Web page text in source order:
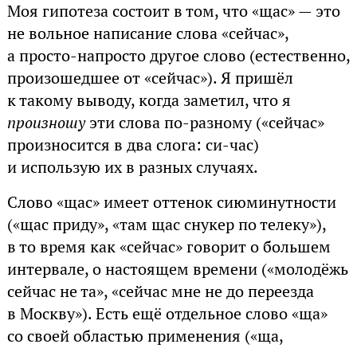
Моя гипотеза состоит в том, что «щас» — это
не вольное написание слова «сейчас»,
а просто-напросто другое слово (естественно,
произошедшее от «сейчас»). Я пришёл
к такому выводу, когда заметил, что я
произношуэти слова по-разному («сейчас»
произносится в два слога: си-час)
и использую их в разных случаях.
Слово «щас» имеет оттенок сиюминутности
(«щас приду», «там щас снукер по телеку»),
в то время как «сейчас» говорит о большем
интервале, о настоящем времени («молодёжь
сейчас не та», «сейчас мне не до переезда
в Москву»). Есть ещё отдельное слово «ща»
со своей областью применения («ща,